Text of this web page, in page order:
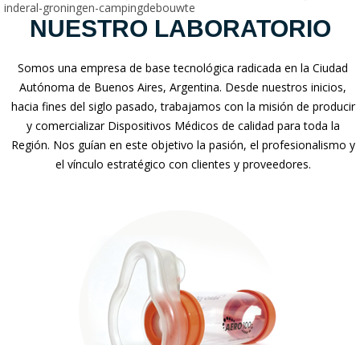
inderal-groningen-campingdebouwte
NUESTRO LABORATORIO
Somos una empresa de base tecnológica radicada en la Ciudad
Autónoma de Buenos Aires, Argentina. Desde nuestros inicios,
hacia fines del siglo pasado, trabajamos con la misión de producir
y comercializar Dispositivos Médicos de calidad para toda la
Región. Nos guían en este objetivo la pasión, el profesionalismo y
el vínculo estratégico con clientes y proveedores.